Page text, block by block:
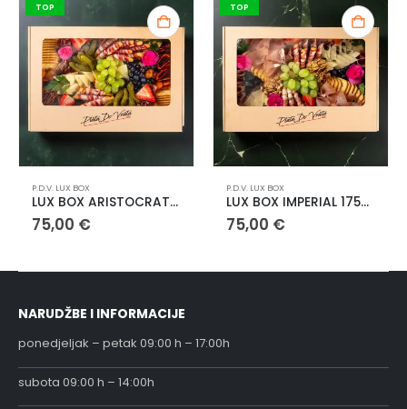
LUX BOX ARISTOCRAT 1750g
€
TOP
LUX BOX IMPERIAL 1750g
€
TOP
NARUDŽBE I INFORMACIJE
ponedjeljak – petak 09:00 h – 17:00h
subota 09:00 h – 14:00h